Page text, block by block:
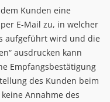
Kunden eine
E-Mail zu, in welcher
aufgeführt wird und die
ausdrucken kann
Empfangsbestätigung
des Kunden beim
Annahme des